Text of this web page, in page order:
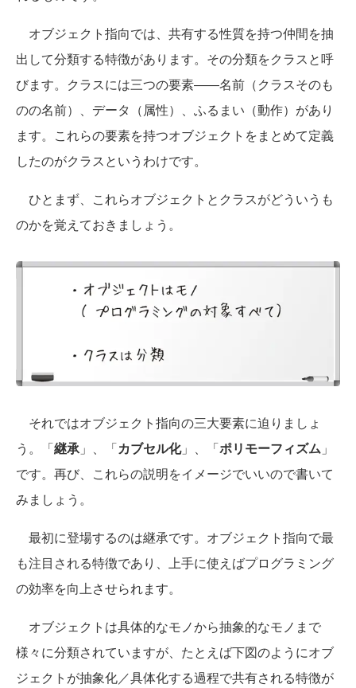
オブジェクト指向では、共有する性質を持つ仲間を抽
出して分類する特徴があります。その分類をクラスと呼
びます。クラスには三つの要素――名前（クラスそのも
のの名前）、データ（属性）、ふるまい（動作）があり
ます。これらの要素を持つオブジェクトをまとめて定義
したのがクラスというわけです。
ひとまず、これらオブジェクトとクラスがどういうも
のかを覚えておきましょう。
それではオブジェクト指向の三大要素に迫りましょ
う。「継承」、「カブセル化」、「ポリモーフィズム 」
です。再び、これらの説明をイメージでいいので書いて
みましょう。
最初に登場するのは継承です。オブジェクト指向で最
も注目される特徴であり、上手に使えばプログラミング
の効率を向上させられます。
オブジェクトは具体的なモノから抽象的なモノまで
様々に分類されていますが、たとえば下図のようにオブ
ジェクトが抽象化／具体化する過程で共有される特徴が